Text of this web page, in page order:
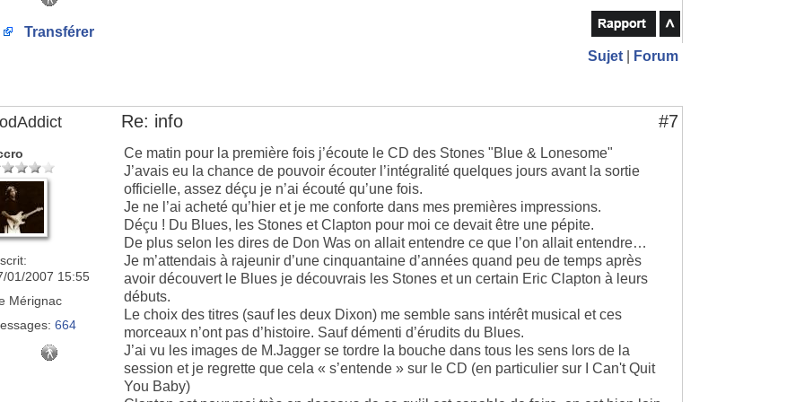
Transférer
Sujet
Forum
Re: info #7
01/2007 15:55
Mérignac
664
Ce matin pour la première fois j’écoute le CD des Stones "Blue & Lonesome"
J’avais eu la chance de pouvoir écouter l’intégralité quelques jours avant la sortie
officielle, assez déçu je n’ai écouté qu’une fois.
Je ne l’ai acheté qu’hier et je me conforte dans mes premières impressions.
Déçu ! Du Blues, les Stones et Clapton pour moi ce devait être une pépite.
De plus selon les dires de Don Was on allait entendre ce que l’on allait entendre…
Je m’attendais à rajeunir d’une cinquantaine d’années quand peu de temps après
avoir découvert le Blues je découvrais les Stones et un certain Eric Clapton à leurs
débuts.
Le choix des titres (sauf les deux Dixon) me semble sans intérêt musical et ces
morceaux n’ont pas d’histoire. Sauf démenti d’érudits du Blues.
J’ai vu les images de M.Jagger se tordre la bouche dans tous les sens lors de la
session et je regrette que cela « s’entende » sur le CD (en particulier sur I Can't Quit
You Baby)